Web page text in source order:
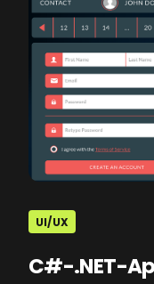
UI/UX
C#-.NET-